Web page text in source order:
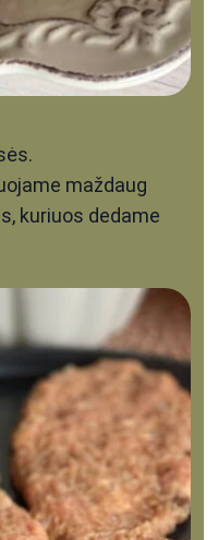
maždaug
kuriuos dedame